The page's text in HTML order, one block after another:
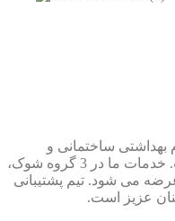
لوازم بهداشتی ساختمانی و
تاسیسات ساختمانی در بازار ایران است. خدمات ما در 3 گروه شوک،
می شود. تیم پشتیبانی
عزیز است.